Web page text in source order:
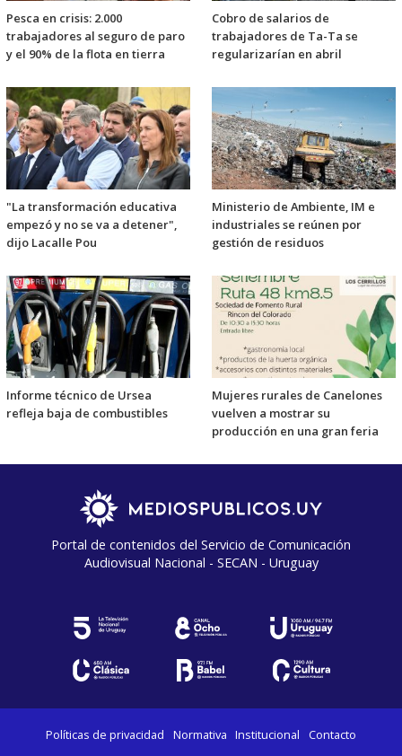
Pesca en crisis: 2.000
trabajadores al seguro de paro
y el 90% de la flota en tierra
Cobro de salarios de
trabajadores de Ta-Ta se
regularizarían en abril
"La transformación educativa
empezó y no se va a detener",
dijo Lacalle Pou
Ministerio de Ambiente, IM e
industriales se reúnen por
gestión de residuos
Informe técnico de Ursea
refleja baja de combustibles
Mujeres rurales de Canelones
vuelven a mostrar su
producción en una gran feria
Portal de contenidos del Servicio de Comunicación
Audiovisual Nacional - SECAN - Uruguay
Políticas de privacidad Normativa Institucional Contacto